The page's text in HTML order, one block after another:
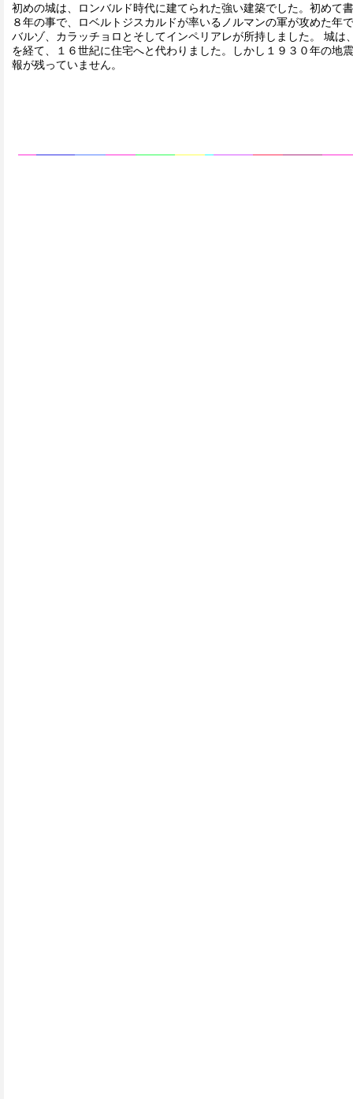
初めの城は、ロンバルド時代に建てられた強い建築でした。初めて
８年の事で、ロベルトジスカルドが率いるノルマンの軍が攻めた年
バルゾ、カラッチョロとそしてインペリアレが所持しました。 城は
を経て、１６世紀に住宅へと代わりました。しかし１９３０年の地
報が残っていません。